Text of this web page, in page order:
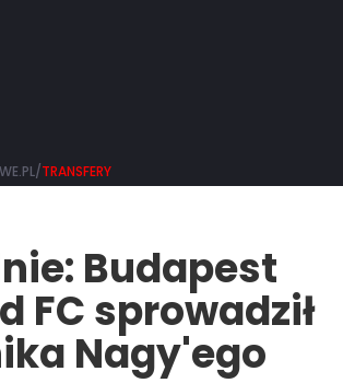
TRANSFERY
Budapest
FC sprowadził
Nagy'ego